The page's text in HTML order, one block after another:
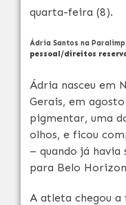
quarta-feira (8).
Ádria Santos na
pessoal/direitos
Ádria nasceu em
Gerais, em
pigmentar, uma
olhos, e ficou
– quando já
para Belo
A atleta chegou